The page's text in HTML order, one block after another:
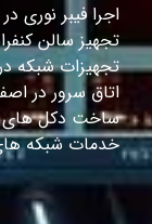
اجرا فیبر نوری
تجهیز سالن
تجهیزات شبکه
اتاق سرور در
ساخت دکل های
خدمات شبکه